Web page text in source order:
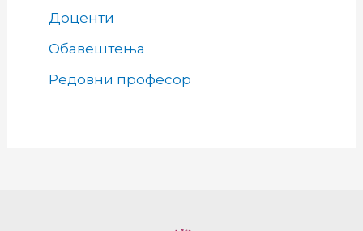
Доценти
Обавештења
Редовни професор